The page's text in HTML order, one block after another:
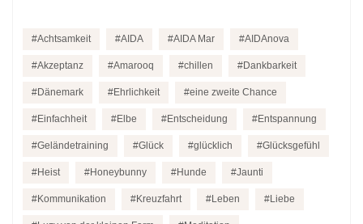
Achtsamkeit AIDA AIDA Mar AIDAnova
Akzeptanz Amarooq chillen Dankbarkeit
Dänemark Ehrlichkeit eine zweite Chance
Einfachheit Elbe Entscheidung Entspannung
Geländetraining Glück glücklich Glücksgefühl
Heist Honeybunny Hunde Jaunti
Kommunikation Kreuzfahrt Leben Liebe